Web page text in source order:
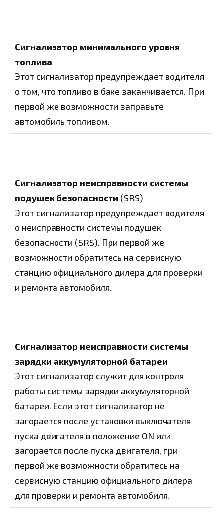
Сигнализатор минимального уровня
топлива
Этот сигнализатор предупреждает водителя
о том, что топливо в баке заканчивается. При
первой же возможности заправьте
автомобиль топливом.
Сигнализатор неисправности системы
подушек безопасности (SRS)
Этот сигнализатор предупреждает водителя
о неисправности системы подушек
безопасности (SRS). При первой же
возможности обратитесь на сервисную
станцию официального дилера для проверки
и ремонта автомобиля.
Сигнализатор неисправности системы
зарядки аккумуляторной батареи
Этот сигнализатор служит для контроля
работы системы зарядки аккумуляторной
батареи. Если этот сигнализатор не
загорается после установки выключателя
пуска двигателя в положение ON или
загорается после пуска двигателя, при
первой же возможности обратитесь на
сервисную станцию официального дилера
для проверки и ремонта автомобиля.